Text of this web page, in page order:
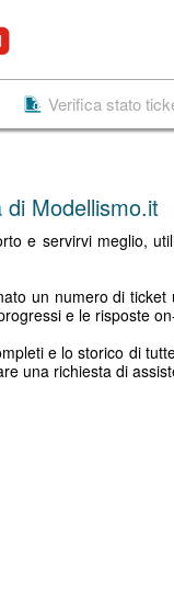
Verifica stato
Modellismo.it
e servirvi meglio,
un numero di ticket
e le risposte
e lo storico di
una richiesta di